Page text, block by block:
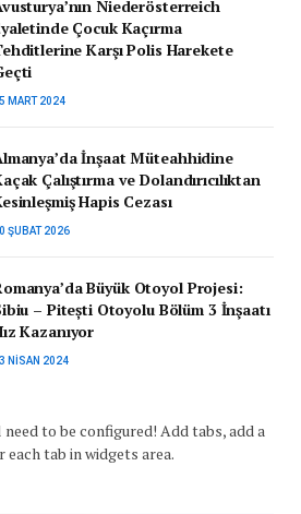
Niederösterreich
Çocuk Kaçırma
Karşı Polis Harekete
MART 2024
İnşaat Müteahhidine
Çalıştırma ve Dolandırıcılıktan
Hapis Cezası
ŞUBAT 2026
Büyük Otoyol Projesi:
– Pitești Otoyolu Bölüm 3 İnşaatı
Kazanıyor
NISAN 2024
to be configured! Add tabs, add a
tab in widgets area.